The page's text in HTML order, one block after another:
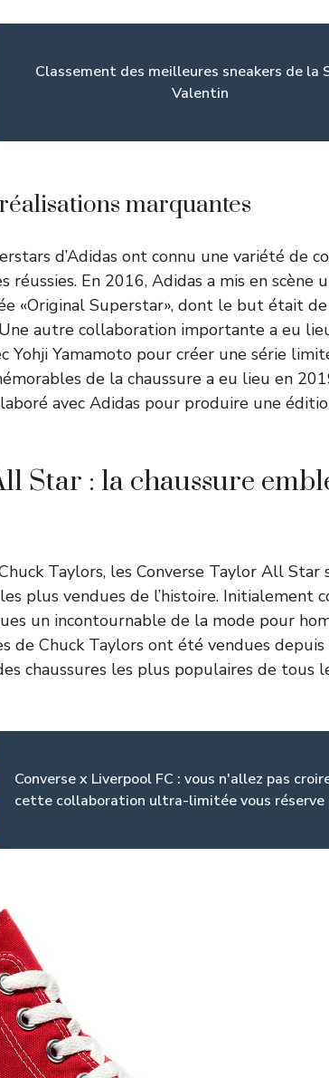
Classement des meilleures sneakers de la
Valentin
marquantes
d’Adidas ont connu une variété de
réussies. En 2016, Adidas a mis en scène
«Original Superstar», dont le but était
autre collaboration importante a eu
Yohji Yamamoto pour créer une série
de la chaussure a eu lieu en
avec Adidas pour produire une
Star : la chaussure
Taylors, les Converse Taylor All Star
plus vendues de l’histoire. Initialement
un incontournable de la mode pour
de Chuck Taylors ont été vendues
chaussures les plus populaires de tous
Converse x Liverpool FC : vous n'allez pas
cette collaboration ultra-limitée vous réserve